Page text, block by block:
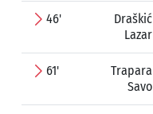
46'
Draškić
Lazar
61'
Trapara
Savo